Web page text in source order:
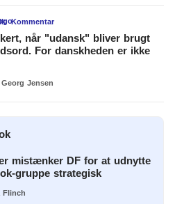
Kommentar
når "udansk" bliver brugt
For danskheden er ikke
Jensen
mistænker DF for at udnytte
gruppe strategisk
Flinch